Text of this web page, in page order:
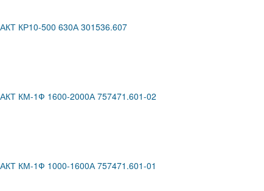
КР10-500 630А 301536.607
КМ-1Ф 1600-2000А 757471.601-02
КМ-1Ф 1000-1600А 757471.601-01